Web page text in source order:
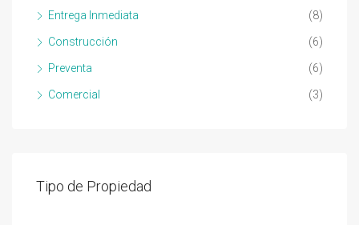
Entrega Inmediata (8)
Construcción (6)
Preventa (6)
Comercial (3)
Tipo de Propiedad